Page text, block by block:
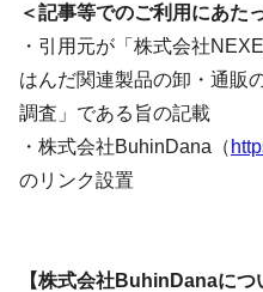
＜記事等でのご利用にあた
・引用元が「株式会社
はんだ関連製品の卸・通販
調査」である旨の記載
・株式会社BuhinDana（
のリンク設置
【株式会社BuhinDanaにつ